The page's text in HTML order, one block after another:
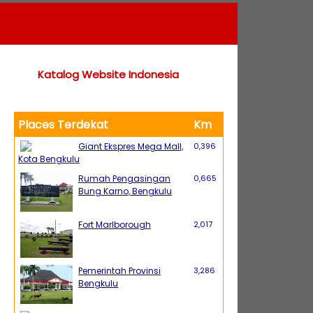
Katalog Website Indonesia
Places Terdekat Km
Giant Ekspres Mega Mall,
Kota Bengkulu
0,396
Rumah Pengasingan
Bung Karno, Bengkulu
0,665
Fort Marlborough 2,017
Pemerintah Provinsi
Bengkulu
3,286